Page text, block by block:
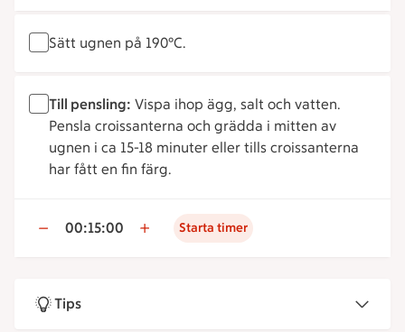
Sätt ugnen på 190°C.
Till pensling: Vispa ihop ägg, salt och vatten.
Pensla croissanterna och grädda i mitten av
ugnen i ca 15-18 minuter eller tills croissanterna
har fått en fin färg.
00:15:00 Starta timer
Tips